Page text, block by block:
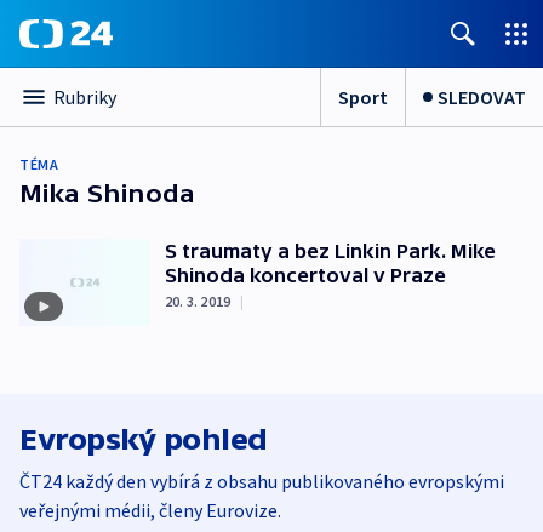
Rubriky Sport SLEDOVAT
TÉMA
Mika Shinoda
S traumaty a bez Linkin Park. Mike
Shinoda koncertoval v Praze
20. 3. 2019 |
Evropský pohled
ČT24 každý den vybírá z obsahu publikovaného evropskými
veřejnými médii, členy Eurovize.